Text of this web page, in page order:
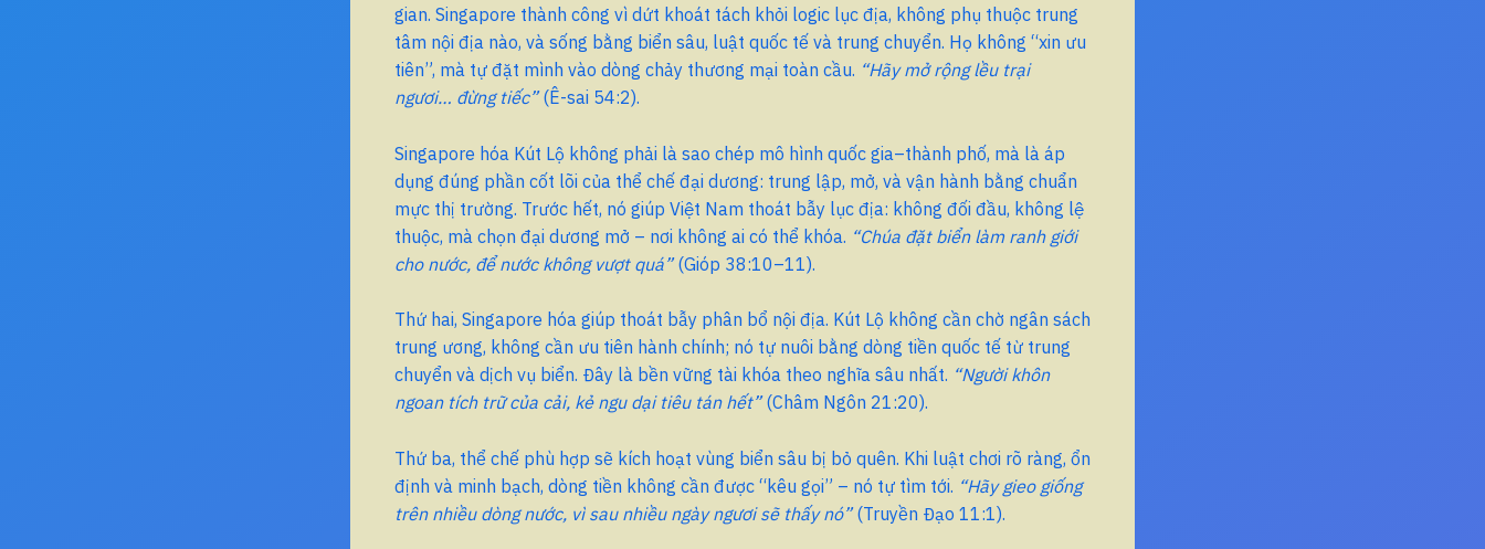
gian. Singapore thành công vì dứt khoát tách khỏi logic lục địa, không phụ thuộc trung
tâm nội địa nào, và sống bằng biển sâu, luật quốc tế và trung chuyển. Họ không “xin ưu
tiên”, mà tự đặt mình vào dòng chảy thương mại toàn cầu. “Hãy mở rộng lều trại
ngươi… đừng tiếc”(Ê-sai 54:2).
Singapore hóa Kút Lộ không phải là sao chép mô hình quốc gia–thành phố, mà là áp
dụng đúng phần cốt lõi của thể chế đại dương: trung lập, mở, và vận hành bằng chuẩn
mực thị trường. Trước hết, nó giúp Việt Nam thoát bẫy lục địa: không đối đầu, không lệ
thuộc, mà chọn đại dương mở – nơi không ai có thể khóa. “Chúa đặt biển làm ranh giới
cho nước, để nước không vượt quá”(Gióp 38:10–11).
Thứ hai, Singapore hóa giúp thoát bẫy phân bổ nội địa. Kút Lộ không cần chờ ngân sách
trung ương, không cần ưu tiên hành chính; nó tự nuôi bằng dòng tiền quốc tế từ trung
chuyển và dịch vụ biển. Đây là bền vững tài khóa theo nghĩa sâu nhất. “Người khôn
ngoan tích trữ của cải, kẻ ngu dại tiêu tán hết”(Châm Ngôn 21:20).
Thứ ba, thể chế phù hợp sẽ kích hoạt vùng biển sâu bị bỏ quên. Khi luật chơi rõ ràng, ổn
định và minh bạch, dòng tiền không cần được “kêu gọi” – nó tự tìm tới. “Hãy gieo giống
trên nhiều dòng nước, vì sau nhiều ngày ngươi sẽ thấy nó”(Truyền Đạo 11:1).